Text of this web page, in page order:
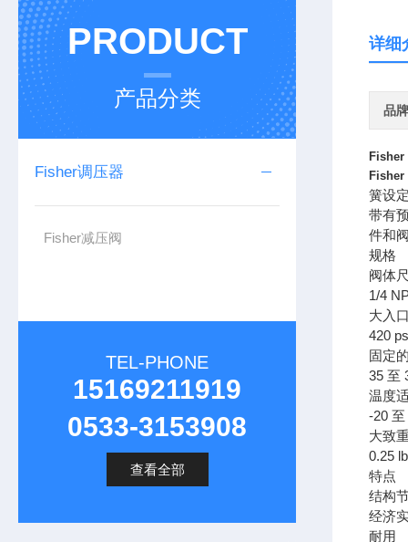
PRODUCT
产品分类
Fisher调压器
Fisher减压阀
TEL-PHONE
15169211919
0533-3153908
查看全部
详细
品牌
Fisher
Fisher
簧设
带有
件和
规格
阀体
1/4
大入
420
固定
35 至
温度
-20
大致
0.25
特点
结构
经济
耐用